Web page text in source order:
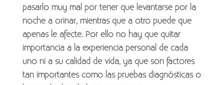
pasarlo muy mal por tener que levantarse por la
noche a orinar, mientras que a otro puede que
apenas le afecte. Por ello no hay que quitar
importancia a la experiencia personal de cada
uno ni a su calidad de vida, ya que son factores
tan importantes como las pruebas diagnósticas o